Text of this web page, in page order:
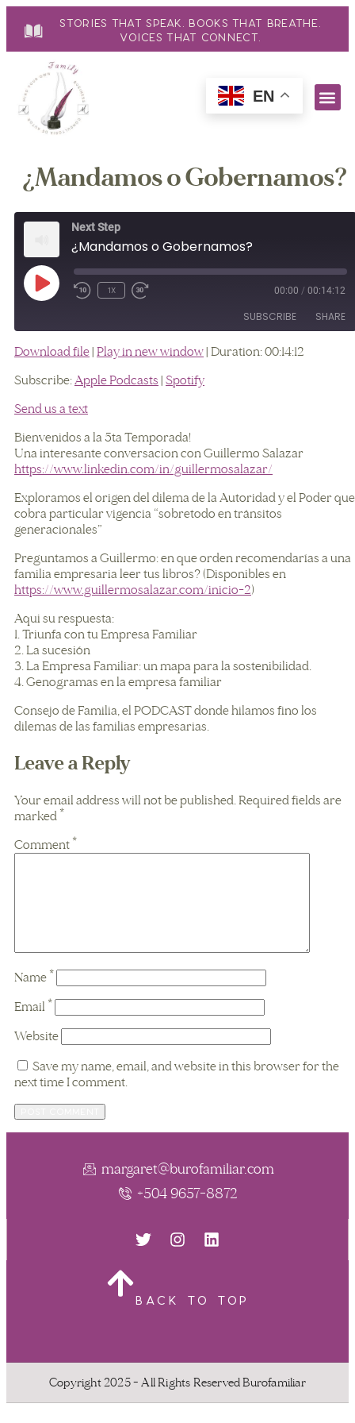
Stories That Speak. Books That Breathe.
Voices That Connect.
EN
¿Mandamos o Gobernamos?
Next Step
¿Mandamos o Gobernamos?
1x 00:00 / 00:14:12
SUBSCRIBE SHARE
Download file| Play in new window| Duration: 00:14:12
Subscribe:Apple Podcasts | Spotify
Send us a text
Bienvenidos a la 5ta Temporada!
Una interesante conversacion con Guillermo Salazar
https://www.linkedin.com/in/guillermosalazar/
Exploramos el origen del dilema de la Autoridad y el Poder que
cobra particular vigencia “sobretodo en tránsitos
generacionales”
Preguntamos a Guillermo: en que orden recomendarías a una
familia empresaria leer tus libros? (Disponibles en
https://www.guillermosalazar.com/inicio-2)
Aqui su respuesta:
1. Triunfa con tu Empresa Familiar
2. La sucesión
3. La Empresa Familiar: un mapa para la sostenibilidad.
4. Genogramas en la empresa familiar
Consejo de Familia, el PODCAST donde hilamos fino los
dilemas de las familias empresarias.
Leave a Reply
Your email address will not be published.Required fields are
marked *
Comment *
Name *
Email *
Website
Save my name, email, and website in this browser for the
next time I comment.
margaret@burofamiliar.com
+504 9657-8872
BACK TO TOP
Copyright 2025 - All Rights Reserved Burofamiliar